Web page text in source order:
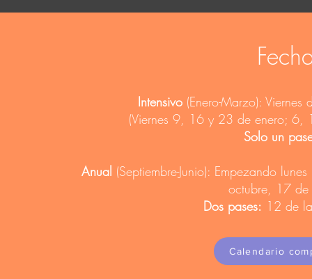
Intensivo (Enero-Marzo):
(Viernes 9, 16 y 23 de enero;
Solo un
Anual (Septiembre-Junio): Empezando
octubre, 17
Dos pases: 12 de
Calendario